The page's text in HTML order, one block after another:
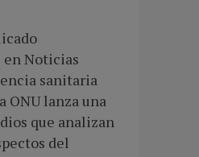
Noticias
sanitaria
ONU lanza una
que analizan
del